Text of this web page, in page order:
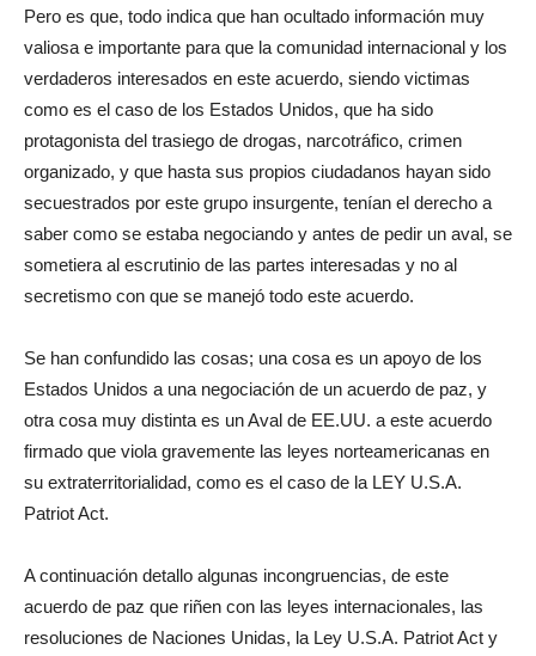
Pero es que, todo indica que han ocultado información muy
valiosa e importante para que la comunidad internacional y los
verdaderos interesados en este acuerdo, siendo victimas
como es el caso de los Estados Unidos, que ha sido
protagonista del trasiego de drogas, narcotráfico, crimen
organizado, y que hasta sus propios ciudadanos hayan sido
secuestrados por este grupo insurgente, tenían el derecho a
saber como se estaba negociando y antes de pedir un aval, se
sometiera al escrutinio de las partes interesadas y no al
secretismo con que se manejó todo este acuerdo.
Se han confundido las cosas; una cosa es un apoyo de los
Estados Unidos a una negociación de un acuerdo de paz, y
otra cosa muy distinta es un Aval de EE.UU. a este acuerdo
firmado que viola gravemente las leyes norteamericanas en
su extraterritorialidad, como es el caso de la LEY U.S.A.
Patriot Act.
A continuación detallo algunas incongruencias, de este
acuerdo de paz que riñen con las leyes internacionales, las
resoluciones de Naciones Unidas, la Ley U.S.A. Patriot Act y